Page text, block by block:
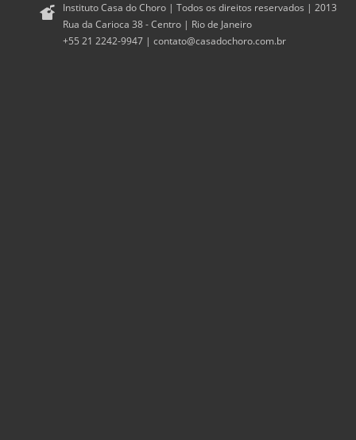
Instituto Casa do Choro | Todos os direitos reservados | 2013
Rua da Carioca 38 - Centro | Rio de Janeiro
+55 21 2242-9947 | contato@casadochoro.com.br